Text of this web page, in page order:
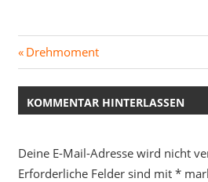
Vorheriger
Beitrag:
Drehmoment
KOMMENTAR HINTERLASSEN
Deine E-Mail-Adresse wird nicht
Erforderliche Felder sind mit *